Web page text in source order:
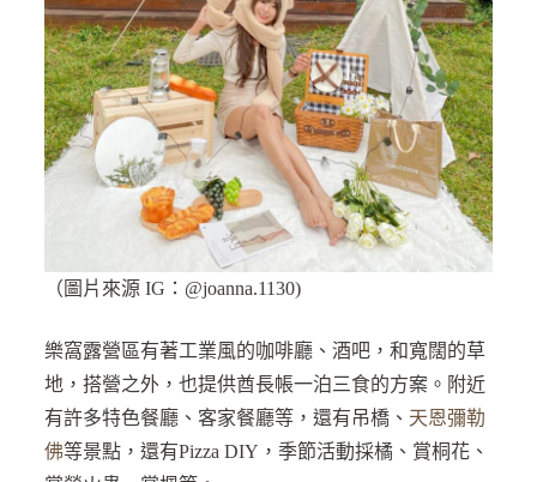
（圖片來源 IG：@joanna.1130)
樂窩露營區有著工業風的咖啡廳、酒吧，和寬闊的草
地，搭營之外，也提供酋長帳一泊三食的方案。附近
有許多特色餐廳、客家餐廳等，還有吊橋、 天恩彌勒
佛等景點，還有Pizza DIY，季節活動採橘、賞桐花、